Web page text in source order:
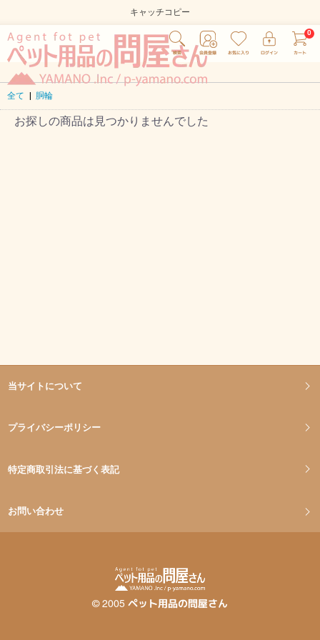
キャッチコピー
全て 胴輪
お探しの商品は見つかりませんでした
当サイトについて
プライバシーポリシー
特定商取引法に基づく表記
お問い合わせ
©